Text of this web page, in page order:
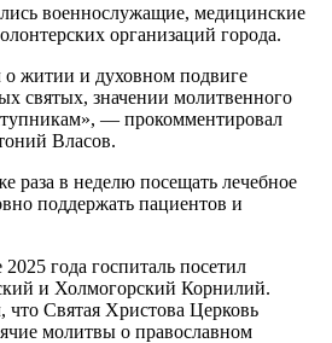
военнослужащие, медицинские
организаций города.
о житии и духовном подвиге
святых, значении молитвенного
— прокомментировал
Власов.
раза в неделю посещать лечебное
поддержать пациентов и
года госпиталь посетил
и Холмогорский Корнилий.
Святая Христова Церковь
молитвы о православном